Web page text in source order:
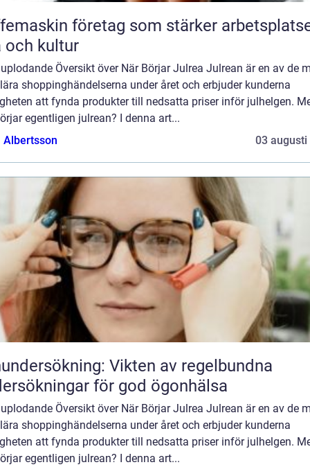
företag som stärker
och kultur
Översikt över När Börjar Julrea Julrean är en av de
shoppinghändelserna under året och erbjuder kunderna
att fynda produkter till nedsatta priser inför julhelgen.
egentligen julrean? I denna art...
Albertsson
03 augusti
Vikten av regelbundna
för god ögonhälsa
Översikt över När Börjar Julrea Julrean är en av de
shoppinghändelserna under året och erbjuder kunderna
att fynda produkter till nedsatta priser inför julhelgen.
egentligen julrean? I denna art...